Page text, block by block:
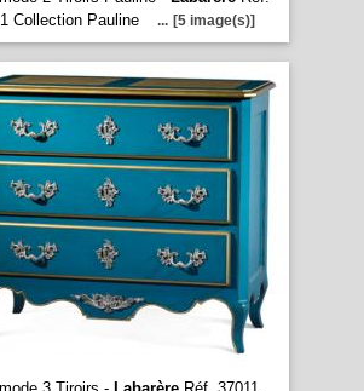
Collection Pauline
... [5 image(s)]